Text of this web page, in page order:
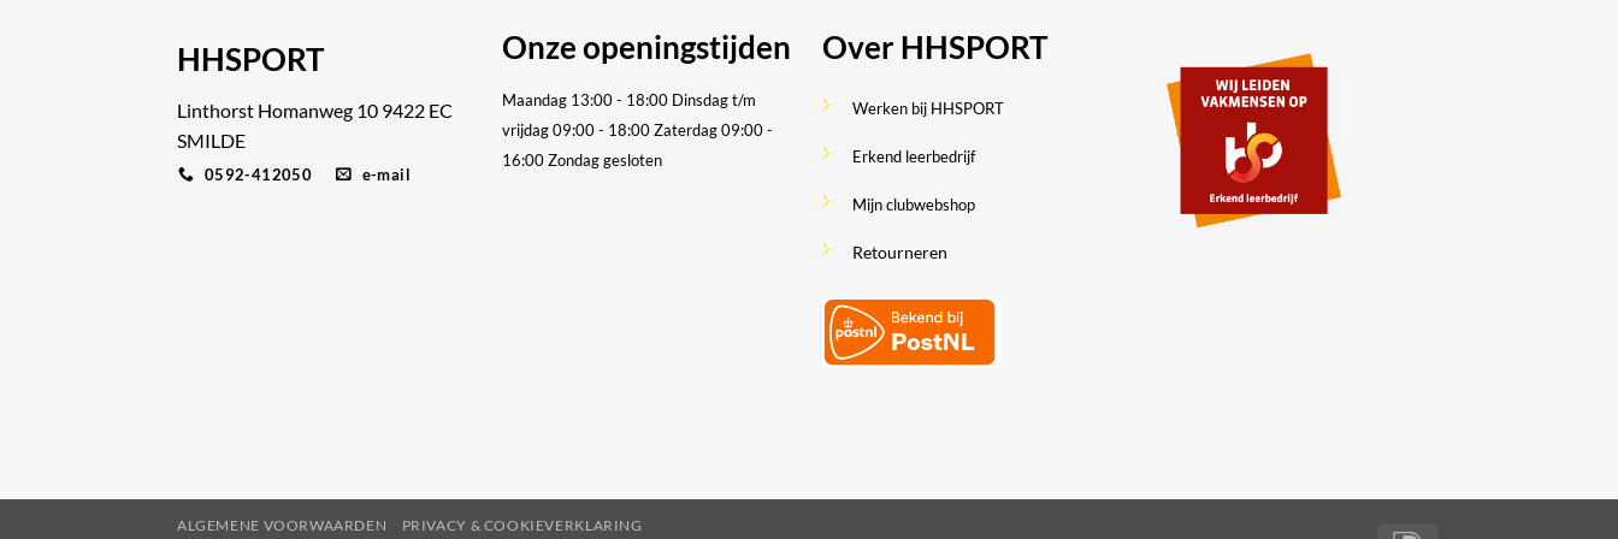
HHSPORT
Linthorst Homanweg 10 9422 EC
SMILDE
0592-412050 e-mail
Onze openingstijden
Maandag 13:00 - 18:00 Dinsdag t/m
vrijdag 09:00 - 18:00Zaterdag 09:00 -
16:00Zondag gesloten
Over HHSPORT
Werken bij HHSPORT
Erkend leerbedrijf
Mijn clubwebshop
Retourneren
ALGEMENE VOORWAARDEN PRIVACY & COOKIEVERKLARING